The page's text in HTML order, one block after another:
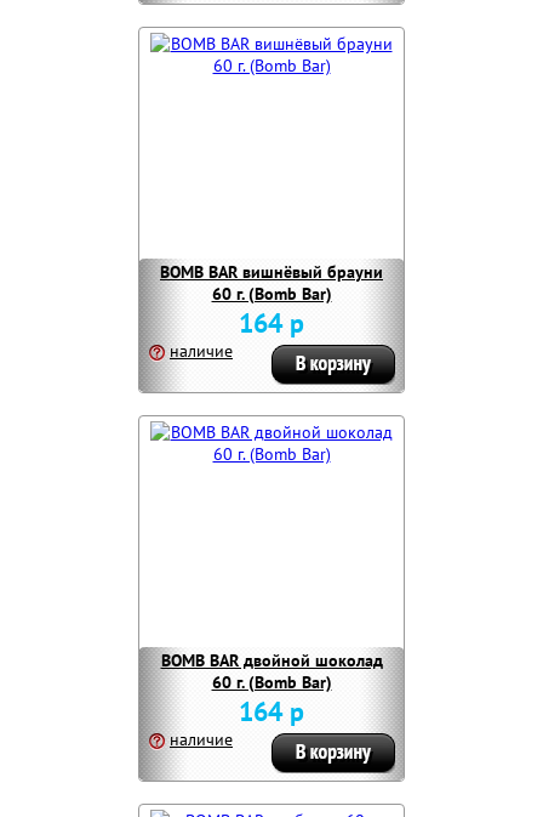
BOMB BAR вишнёвый брауни
60 г. (Bomb Bar)
164 р
наличие
BOMB BAR двойной шоколад
60 г. (Bomb Bar)
164 р
наличие